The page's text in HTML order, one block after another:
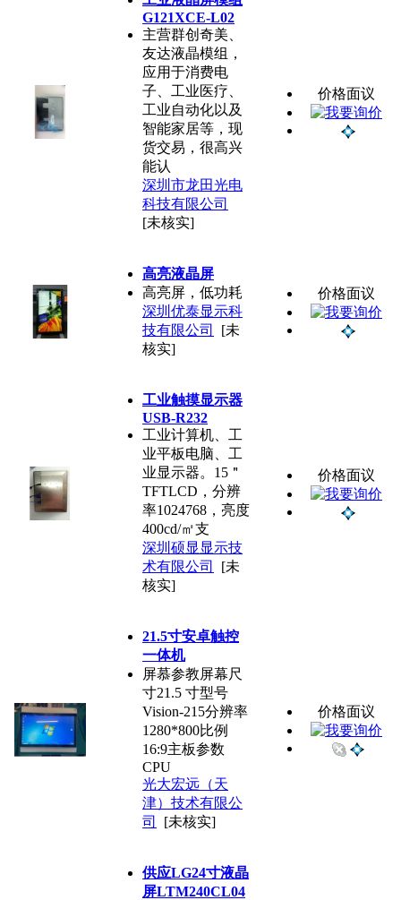
G121XCE-L02
主营群创奇美、
友达液晶模组，
应用于消费电
子、工业医疗、
工业自动化以及
智能家居等，现
货交易，很高兴
能认
深圳市龙田光电
科技有限公司
[未核实]
价格面议
高亮液晶屏
高亮屏，低功耗
深圳优泰显示科
技有限公司
[未
核实]
价格面议
工业触摸显示器
USB-R232
工业计算机、工
业平板电脑、工
业显示器。15＂
TFTLCD，分辨
率1024768，亮度
400cd/㎡支
深圳硕显显示技
术有限公司
[未
核实]
价格面议
21.5寸安卓触控
一体机
屏慕参教屏幕尺
寸21.5 寸型号
Vision-215分辨率
1280*800比例
16:9主板参数
CPU
光大宏远（天
津）技术有限公
司
[未核实]
价格面议
供应LG24寸液晶
屏LTM240CL04